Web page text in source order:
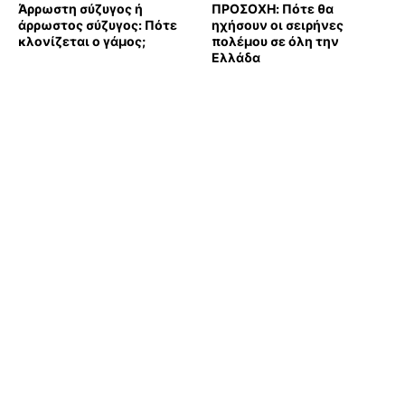
Άρρωστη σύζυγος ή
άρρωστος σύζυγος: Πότε
κλονίζεται ο γάμος;
ΠΡΟΣΟΧΗ: Πότε θα
ηχήσουν οι σειρήνες
πολέμου σε όλη την
Ελλάδα